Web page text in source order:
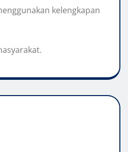
kelengkapan